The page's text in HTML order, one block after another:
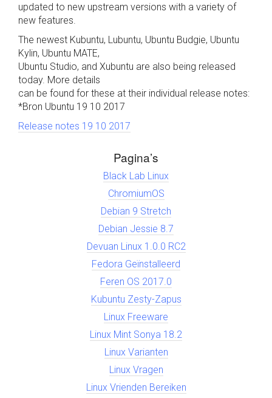
updated to new upstream versions with a variety of
new features.
The newest Kubuntu, Lubuntu, Ubuntu Budgie, Ubuntu
Kylin, Ubuntu MATE,
Ubuntu Studio, and Xubuntu are also being released
today. More details
can be found for these at their individual release notes:
*Bron Ubuntu 19 10 2017
Release notes 19 10 2017
Pagina’s
Black Lab Linux
ChromiumOS
Debian 9 Stretch
Debian Jessie 8.7
Devuan Linux 1.0.0 RC2
Fedora Geïnstalleerd
Feren OS 2017.0
Kubuntu Zesty-Zapus
Linux Freeware
Linux Mint Sonya 18.2
Linux Varianten
Linux Vragen
Linux Vrienden Bereiken